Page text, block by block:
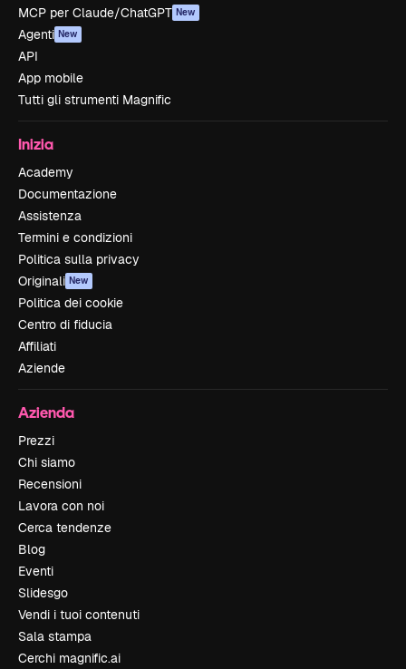
MCP per Claude/ChatGPT New
Agenti New
API
App mobile
Tutti gli strumenti Magnific
Inizia
Academy
Documentazione
Assistenza
Termini e condizioni
Politica sulla privacy
Originali New
Politica dei cookie
Centro di fiducia
Affiliati
Aziende
Azienda
Prezzi
Chi siamo
Recensioni
Lavora con noi
Cerca tendenze
Blog
Eventi
Slidesgo
Vendi i tuoi contenuti
Sala stampa
Cerchi magnific.ai